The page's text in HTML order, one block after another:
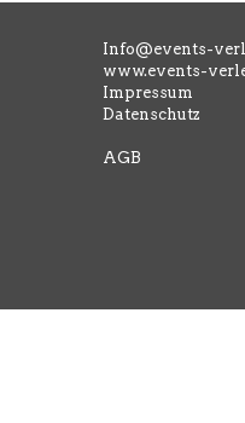
Info@events-
www.events-
Impressum
Datenschutz
AGB